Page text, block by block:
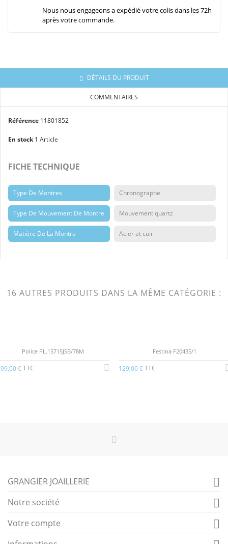
Nous nous engageons a expédié votre colis dans les 72h
après votre commande.
DÉTAILS DU PRODUIT
COMMENTAIRES
Référence 11801852
En stock 1 Article
FICHE TECHNIQUE
Type De Montres Chronographe
Type De Mouvement De Montre Mouvement quartz
Matière De La Montre Acier et cuir
16 AUTRES PRODUITS DANS LA MÊME CATÉGORIE :
Police PL.15715JSB/78M
€TTC
Festina F20435/1
129,00 €TTC
GRANGIER JOAILLERIE 
Notre société 
Votre compte 